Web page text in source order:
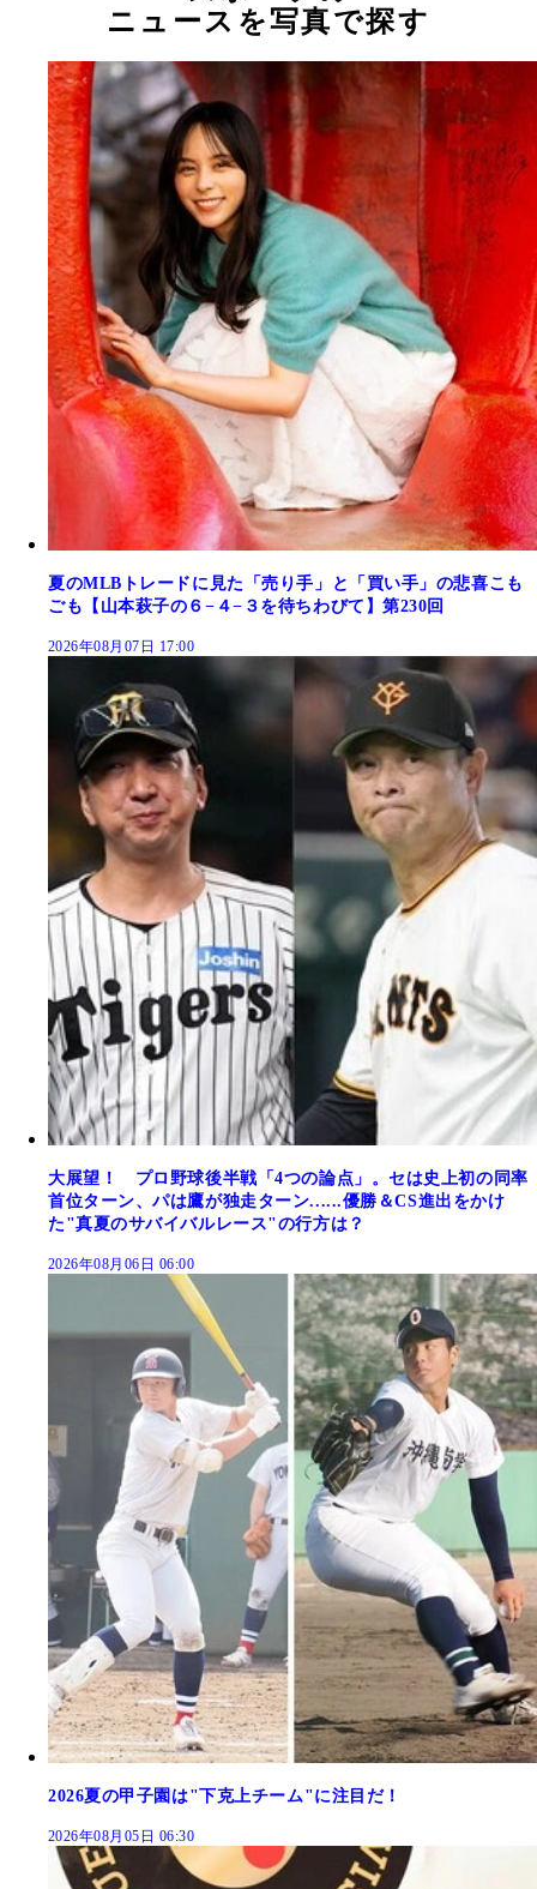
ニュースを写真で探す
夏のMLBトレードに見た「売り手」と「買い手」の悲喜こも
ごも【山本萩子の６−４−３を待ちわびて】第230回
2026年08月07日 17:00
大展望！ プロ野球後半戦「4つの論点」。セは史上初の同率
首位ターン、パは鷹が独走ターン......優勝＆CS進出をかけ
た"真夏のサバイバルレース"の行方は？
2026年08月06日 06:00
2026夏の甲子園は"下克上チーム"に注目だ！
2026年08月05日 06:30